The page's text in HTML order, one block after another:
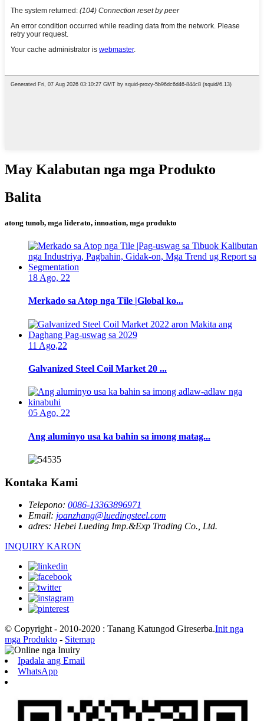
May Kalabutan nga mga Produkto
Balita
atong tunob, mga liderato, innoation, mga produkto
18 Ago, 22
Merkado sa Atop nga Tile |Global ko...
11 Ago,22
Galvanized Steel Coil Market 20 ...
05 Ago, 22
Ang aluminyo usa ka bahin sa imong matag...
Kontaka Kami
Telepono: 0086-13363896971
Email: joanzhang@luedingsteel.com
adres: Hebei Lueding Imp.&Exp Trading Co., Ltd.
INQUIRY KARON
© Copyright - 2010-2020 : Tanang Katungod Gireserba.Init nga
mga Produkto - Sitemap
Ipadala ang Email
WhatsApp